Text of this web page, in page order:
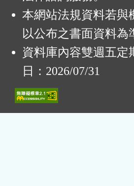
本網站法規資料若與
以公布之書面資料為
資料庫內容雙週五定
日：2026/07/31